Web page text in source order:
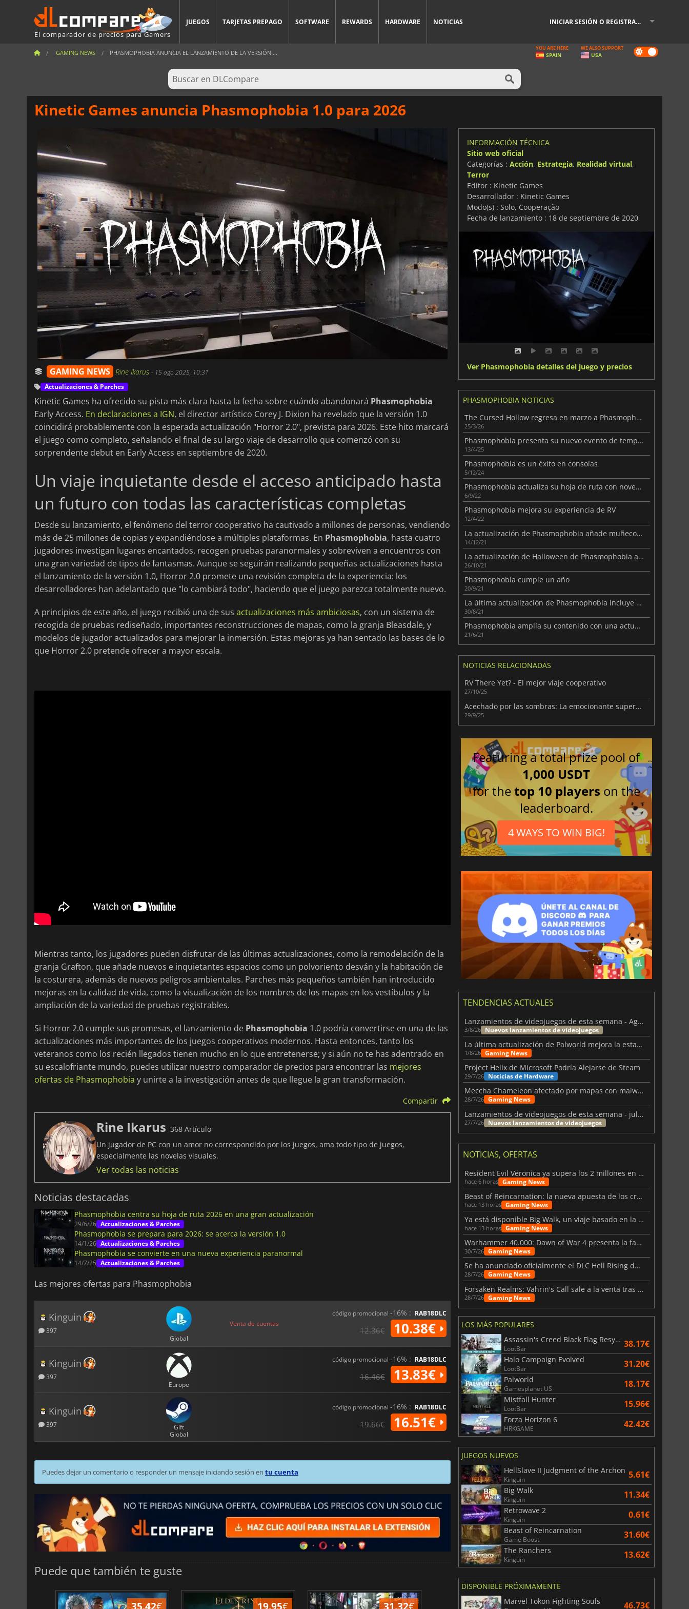
El comparador de precios para Gamers
JUEGOS TARJETAS PREPAGO SOFTWARE REWARDS HARDWARE NOTICIAS INICIAR SESIÓN O REGISTRARSE
GAMING NEWS PHASMOPHOBIA ANUNCIA EL LANZAMIENTO DE LA VERSIÓN ... Dark
mode
YOU ARE HERE
SPAIN
WE ALSO SUPPORT
USA
Kinetic Games anuncia Phasmophobia 1.0 para 2026
GAMING NEWS Rine Ikarus - 15 ago 2025, 10:31
Actualizaciones & Parches
Kinetic Games ha ofrecido su pista más clara hasta la fecha sobre cuándo abandonará Phasmophobia
Early Access. En declaraciones a IGN, el director artístico Corey J. Dixion ha revelado que la versión 1.0
coincidirá probablemente con la esperada actualización "Horror 2.0", prevista para 2026. Este hito marcará
el juego como completo, señalando el final de su largo viaje de desarrollo que comenzó con su
sorprendente debut en Early Access en septiembre de 2020.
Un viaje inquietante desde el acceso anticipado hasta
un futuro con todas las características completas
Desde su lanzamiento, el fenómeno del terror cooperativo ha cautivado a millones de personas, vendiendo
más de 25 millones de copias y expandiéndose a múltiples plataformas. En Phasmophobia, hasta cuatro
jugadores investigan lugares encantados, recogen pruebas paranormales y sobreviven a encuentros con
una gran variedad de tipos de fantasmas. Aunque se seguirán realizando pequeñas actualizaciones hasta
el lanzamiento de la versión 1.0, Horror 2.0 promete una revisión completa de la experiencia: los
desarrolladores han adelantado que "lo cambiará todo", haciendo que el juego parezca totalmente nuevo.
A principios de este año, el juego recibió una de sus actualizaciones más ambiciosas, con un sistema de
recogida de pruebas rediseñado, importantes reconstrucciones de mapas, como la granja Bleasdale, y
modelos de jugador actualizados para mejorar la inmersión. Estas mejoras ya han sentado las bases de lo
que Horror 2.0 pretende ofrecer a mayor escala.
Mientras tanto, los jugadores pueden disfrutar de las últimas actualizaciones, como la remodelación de la
granja Grafton, que añade nuevos e inquietantes espacios como un polvoriento desván y la habitación de
la costurera, además de nuevos peligros ambientales. Parches más pequeños también han introducido
mejoras en la calidad de vida, como la visualización de los nombres de los mapas en los vestíbulos y la
ampliación de la variedad de pruebas registrables.
Si Horror 2.0 cumple sus promesas, el lanzamiento de Phasmophobia 1.0 podría convertirse en una de las
actualizaciones más importantes de los juegos cooperativos modernos. Hasta entonces, tanto los
veteranos como los recién llegados tienen mucho en lo que entretenerse; y si aún no te has adentrado en
su escalofriante mundo, puedes utilizar nuestro comparador de precios para encontrar las mejores
ofertas de Phasmophobia y unirte a la investigación antes de que llegue la gran transformación.
Compartir
Rine Ikarus 368 Artículo
Un jugador de PC con un amor no correspondido por los juegos, ama todo tipo de juegos,
especialmente las novelas visuales.
Ver todas las noticias
Noticias destacadas
Phasmophobia centra su hoja de ruta 2026 en una gran actualización
29/6/26 Actualizaciones & Parches
Phasmophobia se prepara para 2026: se acerca la versión 1.0
14/1/26 Actualizaciones & Parches
Phasmophobia se convierte en una nueva experiencia paranormal
14/7/25 Actualizaciones & Parches
Las mejores ofertas para Phasmophobia
Kinguin
397
Global
Venta de cuentas
código promocional -16% : RAB18DLC
12.36€ 10.38€
Kinguin
397
Europe
código promocional -16% : RAB18DLC
16.46€ 13.83€
Kinguin
397
Gift
Global
código promocional -16% : RAB18DLC
19.66€ 16.51€
Puedes dejar un comentario o responder un mensaje iniciando sesión en tu cuenta
Puede que también te guste
35.42€ 19.95€ 31.32€ 6.75€ 15.48
INFORMACIÓN TÉCNICA
Sitio web oficial
Categorías : Acción, Estrategia, Realidad virtual,
Terror
Editor : Kinetic Games
Desarrollador : Kinetic Games
Modo(s) : Solo, Cooperação
Fecha de lanzamiento : 18 de septiembre de 2020
Ver Phasmophobia detalles del juego y precios
PHASMOPHOBIA NOTICIAS
The Cursed Hollow regresa en marzo a Phasmophobia
25/3/26
Phasmophobia presenta su nuevo evento de temporada
13/4/25
Phasmophobia es un éxito en consolas
5/12/24
Phasmophobia actualiza su hoja de ruta con novedades
6/9/22
Phasmophobia mejora su experiencia de RV
12/4/22
La actualización de Phasmophobia añade muñecos vudú y un nuevo fantasma
14/12/21
La actualización de Halloween de Phasmophobia añade un mapa de exteriores
26/10/21
Phasmophobia cumple un año
20/9/21
La última actualización de Phasmophobia incluye nuevos fantasmas
30/8/21
Phasmophobia amplía su contenido con una actualización gratuita
21/6/21
NOTICIAS RELACIONADAS
RV There Yet? - El mejor viaje cooperativo
27/10/25
Acechado por las sombras: La emocionante supervivencia de Macabre
29/9/25
Featuring a total prize pool of
1,000 USDT
for thetop 10 players on the
leaderboard.
4 WAYS TO WIN BIG!
TENDENCIAS ACTUALES
Lanzamientos de videojuegos de esta semana - Agosto de 2026 (semana 32)
3/8/26 Nuevos lanzamientos de videojuegos
La última actualización de Palworld mejora la estabilidad
1/8/26 Gaming News
Project Helix de Microsoft Podría Alejarse de Steam
29/7/26 Noticias de Hardware
Meccha Chameleon afectado por mapas con malware y Discord
28/7/26 Gaming News
Lanzamientos de videojuegos de esta semana - julio 2026 (semana 31)
27/7/26 Nuevos lanzamientos de videojuegos
NOTICIAS, OFERTAS
Resident Evil Veronica ya supera los 2 millones en listas de deseados
hace 6 horas Gaming News
Beast of Reincarnation: la nueva apuesta de los creadores de Pokémon
hace 13 horas Gaming News
Ya está disponible Big Walk, un viaje basado en la amistad
hace 13 horas Gaming News
Warhammer 40.000: Dawn of War 4 presenta la facción de los Necrones
30/7/26 Gaming News
Se ha anunciado oficialmente el DLC Hell Rising de Nioh 3
28/7/26 Gaming News
Forsaken Realms: Vahrin's Call sale a la venta tras una década
28/7/26 Gaming News
LOS MÁS POPULARES
Assassin's Creed Black Flag Resynced
LootBar 38.17€
Halo Campaign Evolved
LootBar 31.20€
Palworld
Gamesplanet US 18.17€
Mistfall Hunter
LootBar 15.96€
Forza Horizon 6
HRKGAME 42.42€
JUEGOS NUEVOS
HellSlave II Judgment of the Archon
Kinguin 5.61€
Big Walk
Kinguin 11.34€
Retrowave 2
Kinguin 0.61€
Beast of Reincarnation
Game Boost 31.60€
The Ranchers
Kinguin 13.62€
DISPONIBLE PRÓXIMAMENTE
Marvel Tokon Fighting Souls
46.73€